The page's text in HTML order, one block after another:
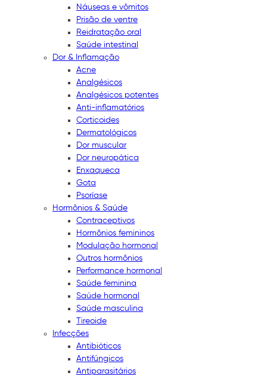
Náuseas e vômitos
Prisão de ventre
Reidratação oral
Saúde intestinal
Dor & Inflamação
Acne
Analgésicos
Analgésicos potentes
Anti-inflamatórios
Corticoides
Dermatológicos
Dor muscular
Dor neuropática
Enxaqueca
Gota
Psoríase
Hormônios & Saúde
Contraceptivos
Hormônios femininos
Modulação hormonal
Outros hormônios
Performance hormonal
Saúde feminina
Saúde hormonal
Saúde masculina
Tireoide
Infecções
Antibióticos
Antifúngicos
Antiparasitários